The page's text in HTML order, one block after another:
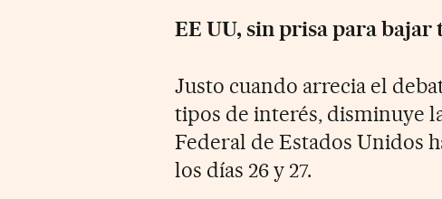
EE UU, sin prisa para bajar
Justo cuando arrecia el
tipos de interés, disminuye
Federal de Estados Unidos
los días 26 y 27.